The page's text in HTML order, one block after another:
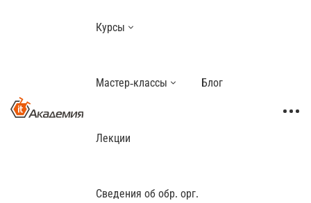
Курсы
Мастер-классы Блог
Лекции
Сведения об обр. орг.